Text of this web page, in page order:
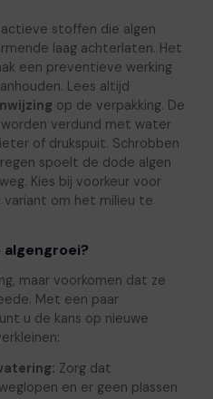
stoffen die algen
laag achterlaten. Het
een preventieve werking
Lees altijd
op de verpakking. De
verdund met water
of drukspuit. Schrobben
spoelt de dode algen
Kies bij voorkeur voor
variant om het milieu te
algengroei?
maar voorkomen dat ze
Met een paar
u de kans op nieuwe
Zorg dat
en er geen plassen